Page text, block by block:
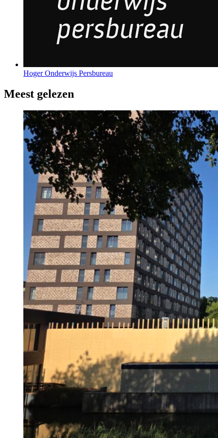
Hoger Onderwijs Persbureau
Meest gelezen